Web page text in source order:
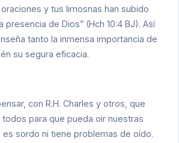
y tus limosnas han subido
de Dios” (Hch 10:4 BJ). Así
tanto la inmensa importancia de
su segura eficacia.
con R.H. Charles y otros, que
para que pueda oir nuestras
es sordo ni tiene problemas de oído.